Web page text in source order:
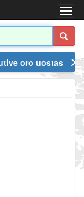
oro uostas